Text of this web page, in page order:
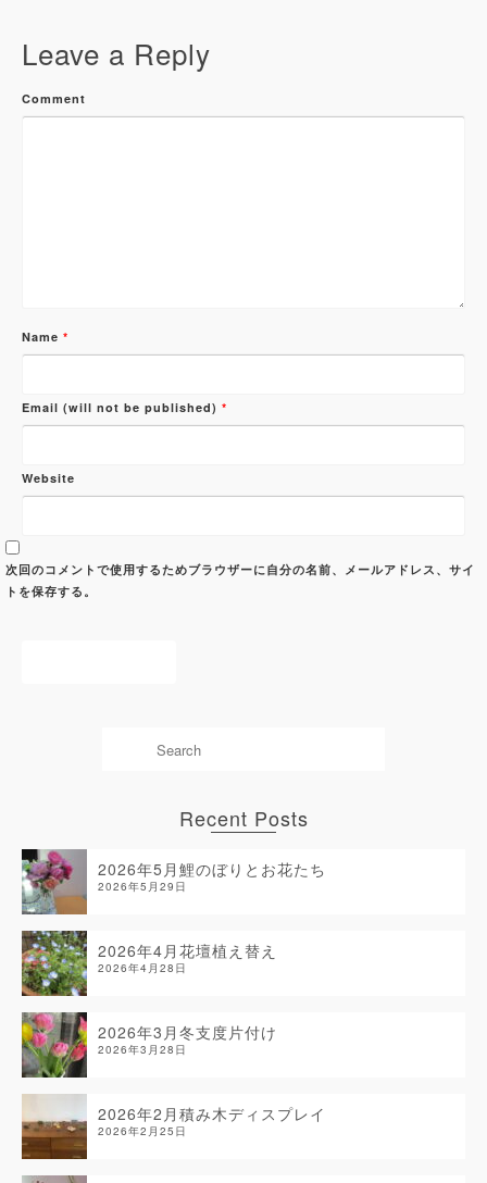
Leave a Reply
Comment
Name *
Email (will not be published) *
Website
次回のコメントで使用するためブラウザーに自分の名前、メールアドレス、サイ
トを保存する。
Recent Posts
2026年5月鯉のぼりとお花たち
2026年5月29日
2026年4月花壇植え替え
2026年4月28日
2026年3月冬支度片付け
2026年3月28日
2026年2月積み木ディスプレイ
2026年2月25日